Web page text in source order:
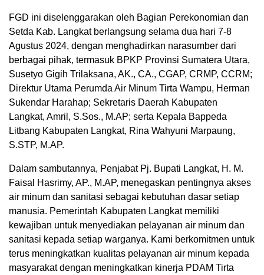
FGD ini diselenggarakan oleh Bagian Perekonomian dan
Setda Kab. Langkat berlangsung selama dua hari 7-8
Agustus 2024, dengan menghadirkan narasumber dari
berbagai pihak, termasuk BPKP Provinsi Sumatera Utara,
Susetyo Gigih Trilaksana, AK., CA., CGAP, CRMP, CCRM;
Direktur Utama Perumda Air Minum Tirta Wampu, Herman
Sukendar Harahap; Sekretaris Daerah Kabupaten
Langkat, Amril, S.Sos., M.AP; serta Kepala Bappeda
Litbang Kabupaten Langkat, Rina Wahyuni Marpaung,
S.STP, M.AP.
Dalam sambutannya, Penjabat Pj. Bupati Langkat, H. M.
Faisal Hasrimy, AP., M.AP, menegaskan pentingnya akses
air minum dan sanitasi sebagai kebutuhan dasar setiap
manusia. Pemerintah Kabupaten Langkat memiliki
kewajiban untuk menyediakan pelayanan air minum dan
sanitasi kepada setiap warganya. Kami berkomitmen untuk
terus meningkatkan kualitas pelayanan air minum kepada
masyarakat dengan meningkatkan kinerja PDAM Tirta